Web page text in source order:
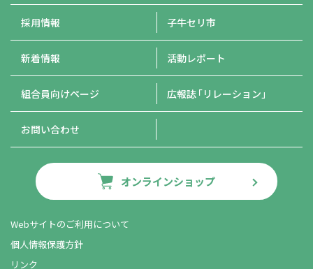
採用情報 子牛セリ市
新着情報 活動レポート
組合員向けページ 広報誌「リレーション」
お問い合わせ
オンラインショップ
Webサイトのご利用について
個人情報保護方針
リンク